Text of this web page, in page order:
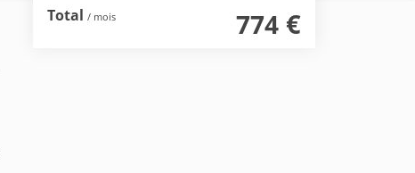
Total / mois 774€